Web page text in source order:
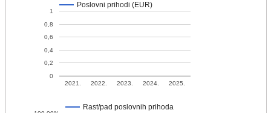
Poslovni prihodi (EUR)
2021. 2022. 2023. 2024. 2025.
0
0,2
0,4
0,6
0,8
1
Rast/pad poslovnih prihoda